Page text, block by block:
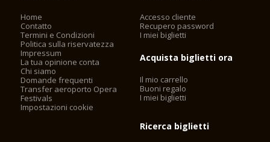
Home
Contatto
Termini e Condizioni
Politica sulla riservatezza
Impressum
La tua opinione conta
Chi siamo
Domande frequenti
Transfer aeroporto Opera
Festivals
Impostazioni cookie
Accesso cliente
Recupero password
I miei biglietti
Acquista biglietti ora
Il mio carrello
Buoni regalo
I miei biglietti
Ricerca biglietti